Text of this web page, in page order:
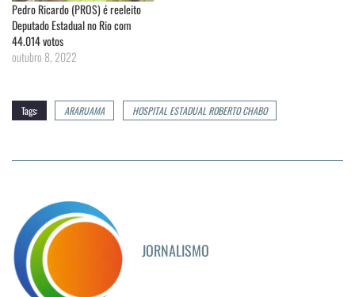
Pedro Ricardo (PROS) é reeleito
Deputado Estadual no Rio com
44.014 votos
outubro 8, 2022
Tags: ARARUAMA HOSPITAL ESTADUAL ROBERTO CHABO
JORNALISMO